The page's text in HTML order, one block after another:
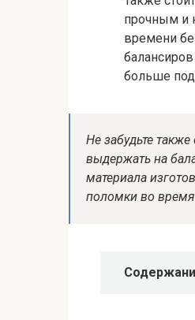
прочным и
времени
больше
Не забудьте
выдержать на
материала
поломки во время